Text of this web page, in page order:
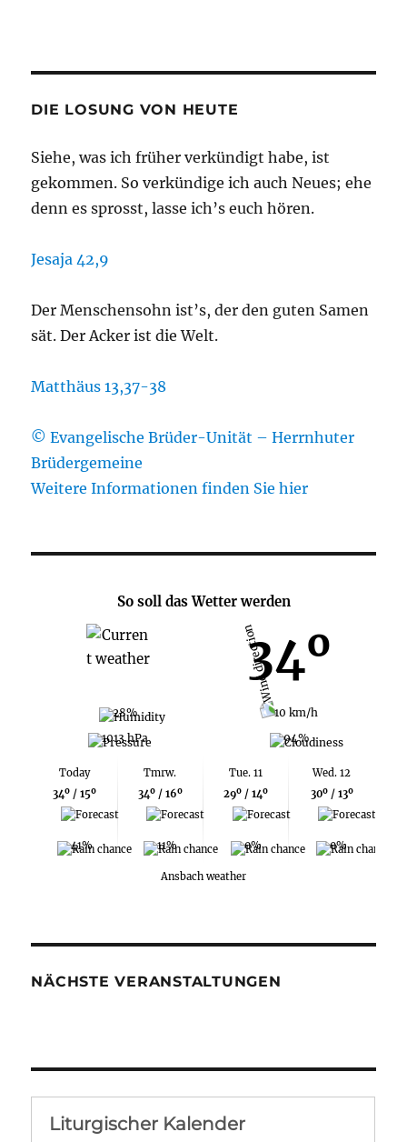
DIE LOSUNG VON HEUTE
Siehe, was ich früher verkündigt habe, ist
gekommen. So verkündige ich auch Neues; ehe
denn es sprosst, lasse ich’s euch hören.
Jesaja 42,9
Der Menschensohn ist’s, der den guten Samen
sät. Der Acker ist die Welt.
Matthäus 13,37-38
© Evangelische Brüder-Unität – Herrnhuter
Brüdergemeine
Weitere Informationen finden Sie hier
So soll das Wetter werden
34º
28%
10 km/h
1013 hPa
94%
Today
34º / 15º
41%
Tmrw.
34º / 16º
11%
Tue. 11
29º / 14º
0%
Wed. 12
30º / 13º
0%
Ansbach weather
NÄCHSTE VERANSTALTUNGEN